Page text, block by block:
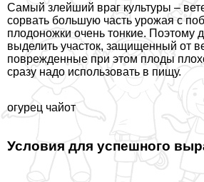
Самый злейший враг культуры –
сорвать большую часть урожая с
плодоножки очень тонкие. Поэтому
выделить участок, защищенный от
поврежденные при этом плоды
сразу надо использовать в пищу.
огурец чайот
Условия для успешного